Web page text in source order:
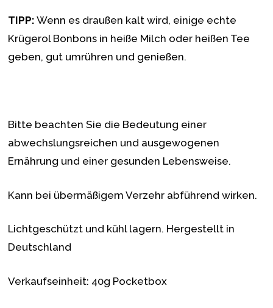
TIPP: Wenn es draußen kalt wird, einige echte
Krügerol Bonbons in heiße Milch oder heißen Tee
geben, gut umrühren und genießen.
Bitte beachten Sie die Bedeutung einer
abwechslungsreichen und ausgewogenen
Ernährung und einer gesunden Lebensweise.
Kann bei übermäßigem Verzehr abführend wirken.
Lichtgeschützt und kühl lagern. Hergestellt in
Deutschland
Verkaufseinheit: 40g Pocketbox